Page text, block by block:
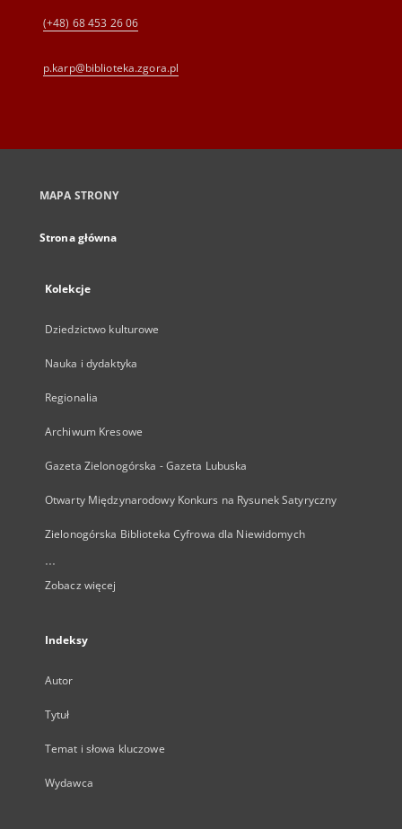
(+48) 68 453 26 06
p.karp@biblioteka.zgora.pl
MAPA STRONY
Strona główna
Kolekcje
Dziedzictwo kulturowe
Nauka i dydaktyka
Regionalia
Archiwum Kresowe
Gazeta Zielonogórska - Gazeta Lubuska
Otwarty Międzynarodowy Konkurs na Rysunek Satyryczny
Zielonogórska Biblioteka Cyfrowa dla Niewidomych
...
Zobacz więcej
Indeksy
Autor
Tytuł
Temat i słowa kluczowe
Wydawca